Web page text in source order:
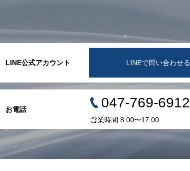
LINE公式アカウント LINEで問い合わせる
お電話 047-769-6912
営業時間 8:00〜17:00